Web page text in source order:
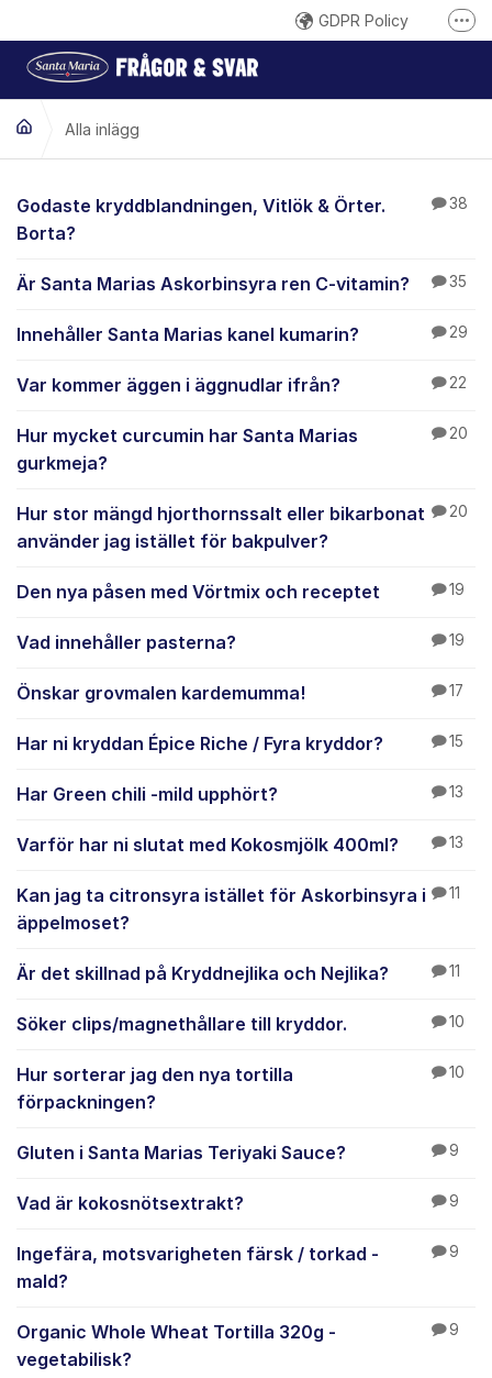
GDPR Policy
Här reklamerar du en produkt
Inspireras på santamaria.se
Alla inlägg
Alla inlägg
Godaste kryddblandningen, Vitlök & Örter.
Borta?
38
Är Santa Marias Askorbinsyra ren C-vitamin? 35
Innehåller Santa Marias kanel kumarin? 29
Var kommer äggen i äggnudlar ifrån? 22
Hur mycket curcumin har Santa Marias
gurkmeja?
20
Hur stor mängd hjorthornssalt eller bikarbonat
använder jag istället för bakpulver?
20
Den nya påsen med Vörtmix och receptet 19
Vad innehåller pasterna? 19
Önskar grovmalen kardemumma! 17
Har ni kryddan Épice Riche / Fyra kryddor? 15
Har Green chili -mild upphört? 13
Varför har ni slutat med Kokosmjölk 400ml? 13
Kan jag ta citronsyra istället för Askorbinsyra i
äppelmoset?
11
Är det skillnad på Kryddnejlika och Nejlika? 11
Söker clips/magnethållare till kryddor. 10
Hur sorterar jag den nya tortilla
förpackningen?
10
Gluten i Santa Marias Teriyaki Sauce? 9
Vad är kokosnötsextrakt? 9
Ingefära, motsvarigheten färsk / torkad -
mald?
9
Organic Whole Wheat Tortilla 320g -
vegetabilisk?
9